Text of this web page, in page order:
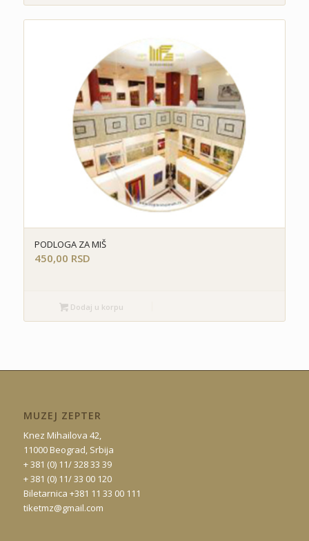
PODLOGA ZA MIŠ
450,00 RSD
Dodaj u korpu
MUZEJ ZEPTER
Knez Mihailova 42,
11000 Beograd, Srbija
+ 381 (0) 11/ 328 33 39
+ 381 (0) 11/ 33 00 120
Biletarnica +381 11 33 00 111
tiketmz@gmail.com